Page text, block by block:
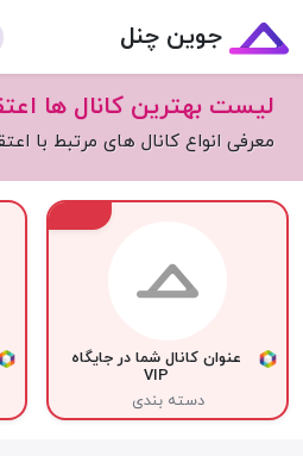
جوین چنل
لیست بهترین کانال ها
معرفی انواع کانال های مرتبط با
عنوان کانال شما در جایگاه
VIP
دسته بندی